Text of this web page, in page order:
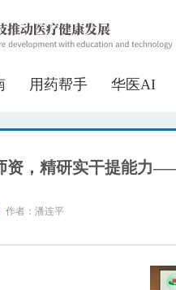
用药帮手 华医AI
资，精研实干提能力
作者：潘连平